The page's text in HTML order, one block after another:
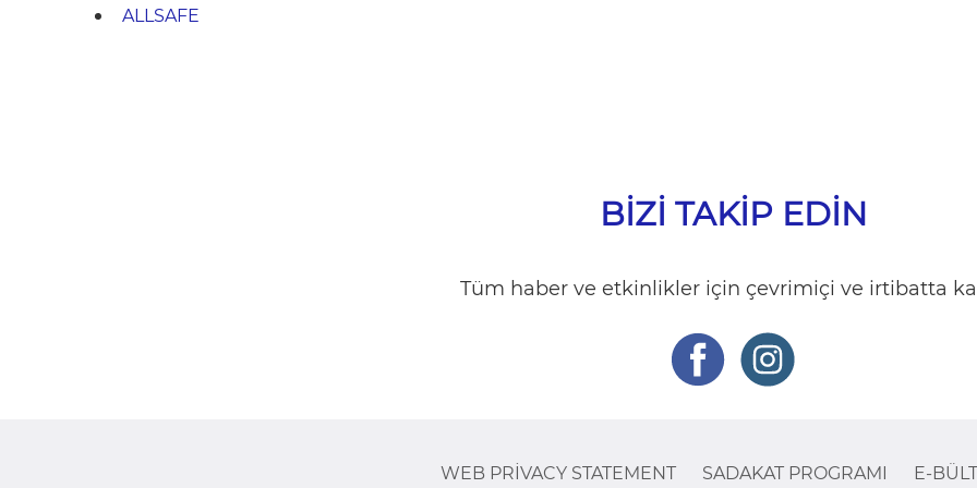
ALLSAFE
BIZI TAKIP EDIN
Tüm haber ve etkinlikler için çevrimiçi ve irtibatta
WEB PRIVACY STATEMENT SADAKAT PROGRAMI E-